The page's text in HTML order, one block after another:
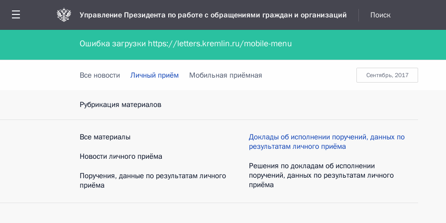
Управление Президента по работе с обращениями граждан и организаций Поиск
Обратиться в форме электронного документа Обратиться в устной форме
сентябрь, 2017
Все новости Личный приём Мобильная приёмная
Рубрикация материалов
Все материалы
Новости личного приёма
Поручения, данные по результатам личного
приёма
Доклады об исполнении поручений, данных по
результатам личного приёма
Решения по докладам об исполнении
поручений, данных по результатам личного
приёма
Ошибка загрузки https://letters.kremlin.ru/mobile-menu